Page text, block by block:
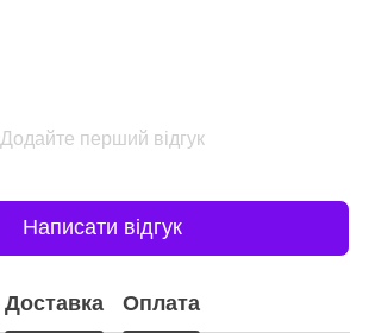
Додайте перший відгук
Написати відгук
Доставка Оплата